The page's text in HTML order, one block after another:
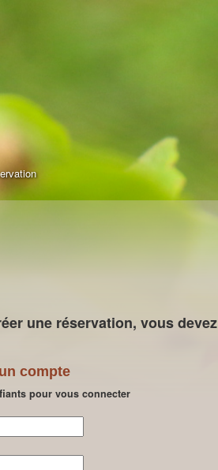
une réservation, vous
compte
pour vous connecter